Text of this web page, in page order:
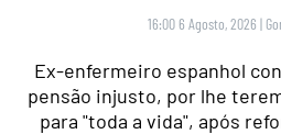
16:00 6 Agosto, 2026 |
Ex-enfermeiro espanhol
pensão injusto, por lhe
para "toda a vida", após